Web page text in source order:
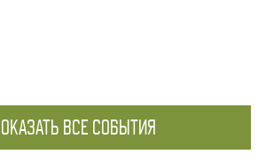
ВСЕ СОБЫТИЯ